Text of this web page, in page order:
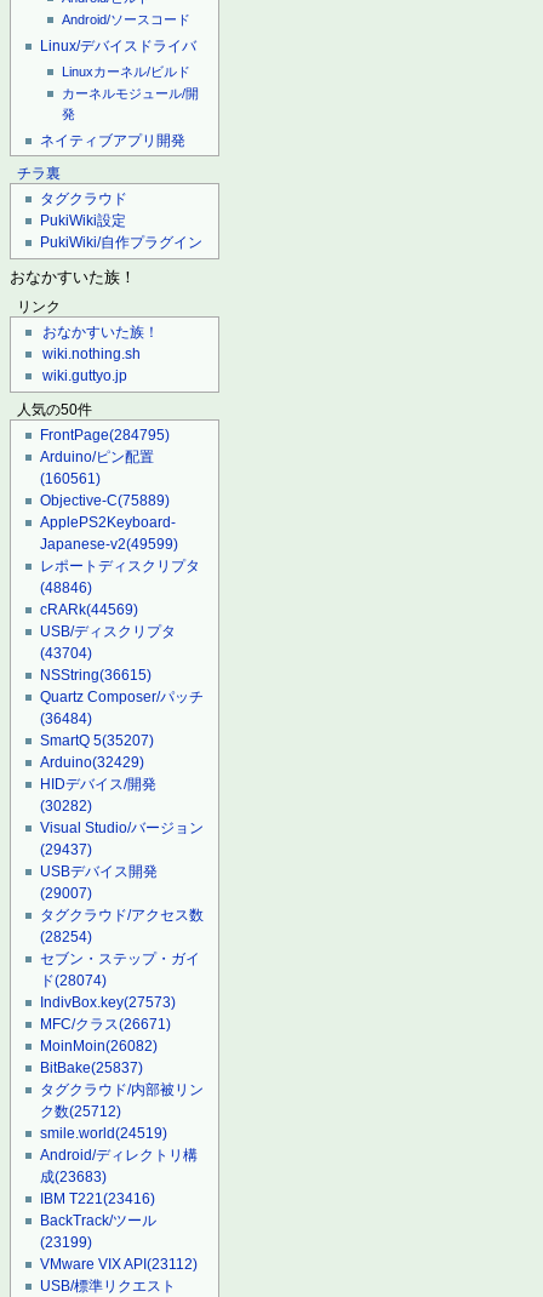
Android/ソースコード
Linux/デバイスドライバ
Linuxカーネル/ビルド
カーネルモジュール/開
発
ネイティブアプリ開発
チラ裏
タグクラウド
PukiWiki設定
PukiWiki/自作プラグイン
おなかすいた族！
リンク
おなかすいた族！
wiki.nothing.sh
wiki.guttyo.jp
人気の50件
FrontPage(284795)
Arduino/ピン配置
(160561)
Objective-C(75889)
ApplePS2Keyboard-
Japanese-v2(49599)
レポートディスクリプタ
(48846)
cRARk(44569)
USB/ディスクリプタ
(43704)
NSString(36615)
Quartz Composer/パッチ
(36484)
SmartQ 5(35207)
Arduino(32429)
HIDデバイス/開発
(30282)
Visual Studio/バージョン
(29437)
USBデバイス開発
(29007)
タグクラウド/アクセス数
(28254)
セブン・ステップ・ガイ
ド(28074)
IndivBox.key(27573)
MFC/クラス(26671)
MoinMoin(26082)
BitBake(25837)
タグクラウド/内部被リン
ク数(25712)
smile.world(24519)
Android/ディレクトリ構
成(23683)
IBM T221(23416)
BackTrack/ツール
(23199)
VMware VIX API(23112)
USB/標準リクエスト